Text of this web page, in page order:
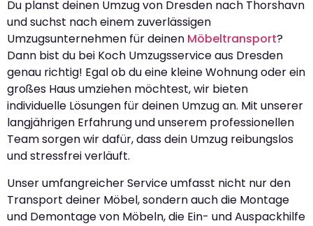
Du planst deinen Umzug von Dresden nach Thorshavn
und suchst nach einem zuverlässigen
Umzugsunternehmen für deinen Möbeltransport?
Dann bist du bei Koch Umzugsservice aus Dresden
genau richtig! Egal ob du eine kleine Wohnung oder ein
großes Haus umziehen möchtest, wir bieten
individuelle Lösungen für deinen Umzug an. Mit unserer
langjährigen Erfahrung und unserem professionellen
Team sorgen wir dafür, dass dein Umzug reibungslos
und stressfrei verläuft.
Unser umfangreicher Service umfasst nicht nur den
Transport deiner Möbel, sondern auch die Montage
und Demontage von Möbeln, die Ein- und Auspackhilfe